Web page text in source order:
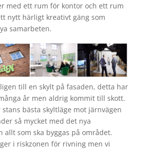
med ett rum för kontor och ett rum
nytt härligt kreativt gäng som
samarbeten.
till en skylt på fasaden, detta har
år men aldrig kommit till skott.
bästa skyltläge mot järnvägen
så mycket med det nya
allt som ska byggas på området.
i riskzonen för rivning men vi